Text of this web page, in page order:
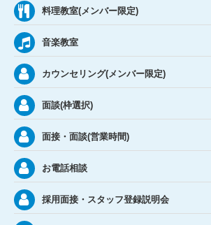
料理教室(メンバー限定)
音楽教室
カウンセリング(メンバー限定)
面談(枠選択)
面接・面談(営業時間)
お電話相談
採用面接・スタッフ登録説明会